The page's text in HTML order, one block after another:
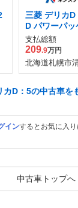
三菱 デリカ
D パワーパッ
ディーゼルタ
WD
支払総額
209.9万円
北海道札幌市
カD：5の中古車を
インするとお気に入
中古車トップへ